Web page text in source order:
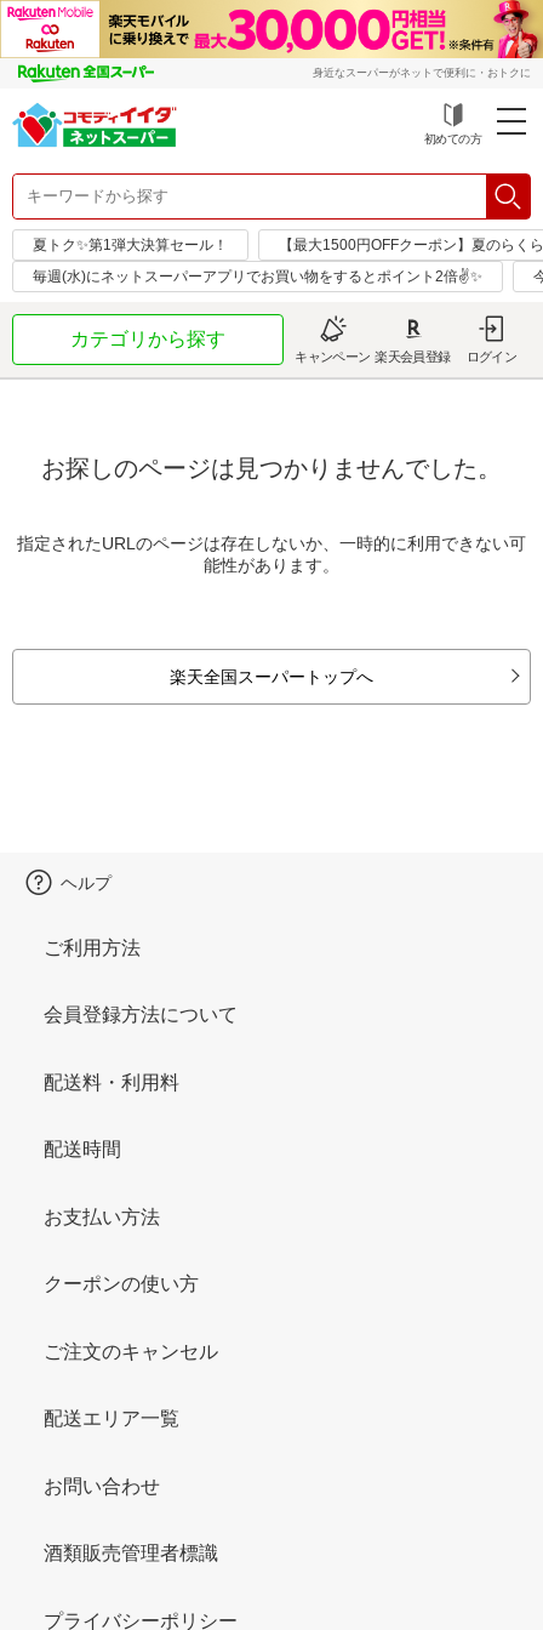
身近なスーパーがネットで便利に・おトクに
初めての方
夏トク✨第1弾大決算セール！
【最大1500円OFFクーポン】夏のらく
毎週(水)にネットスーパーアプリでお買い物をするとポイント2倍✌✨
カテゴリから探す
キャンペーン 楽天会員登録 ログイン
お探しのページは見つかりませんでした。
指定されたURLのページは存在しないか、一時的に利用できない可
能性があります。
楽天全国スーパートップへ
ヘルプ
ご利用方法
会員登録方法について
配送料・利用料
配送時間
お支払い方法
クーポンの使い方
ご注文のキャンセル
配送エリア一覧
お問い合わせ
酒類販売管理者標識
プライバシーポリシー